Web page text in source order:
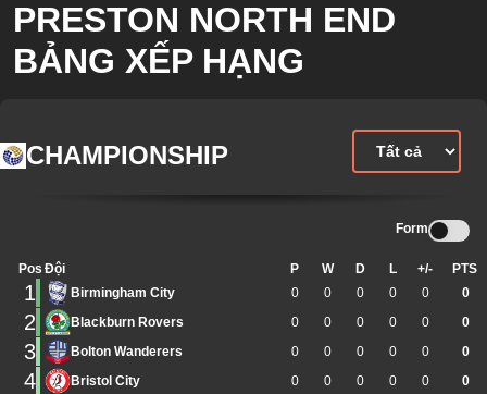
PRESTON NORTH END
BẢNG XẾP HẠNG
CHAMPIONSHIP
Form
Pos Đội P W D L +/- PTS
1 Birmingham City 0 0 0 0 0 0
2 Blackburn Rovers 0 0 0 0 0 0
3 Bolton Wanderers 0 0 0 0 0 0
4 Bristol City 0 0 0 0 0 0